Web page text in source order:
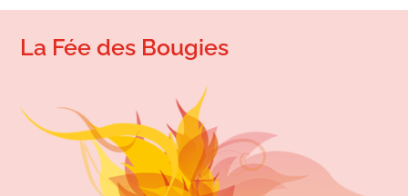
La Fée des Bougies